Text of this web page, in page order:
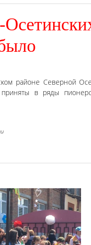
районе Северной
в ряды